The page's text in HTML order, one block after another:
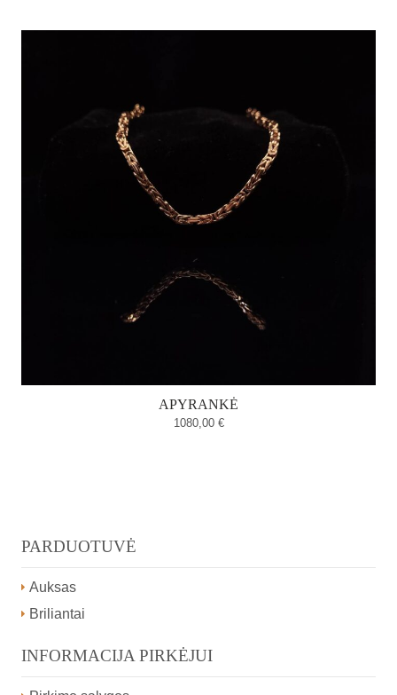
APYRANKĖ
1080,00 €
PARDUOTUVĖ
Auksas
Briliantai
INFORMACIJA PIRKĖJUI